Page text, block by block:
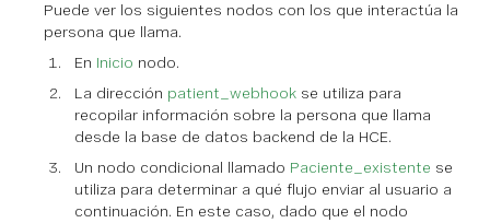
Puede ver los siguientes nodos con los que interactúa la
persona que llama.
En Inicio nodo.
La dirección patient_webhook se utiliza para
recopilar información sobre la persona que llama
desde la base de datos backend de la HCE.
Un nodo condicional llamado Paciente_existente se
utiliza para determinar a qué flujo enviar al usuario a
continuación. En este caso, dado que el nodo